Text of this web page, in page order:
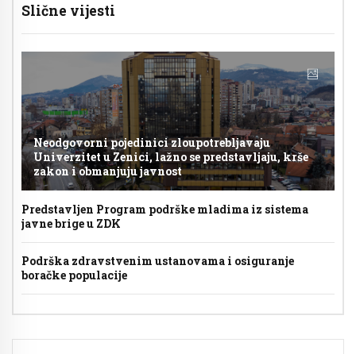
Slične vijesti
Neodgovorni pojedinici zloupotrebljavaju
Univerzitet u Zenici, lažno se predstavljaju, krše
zakon i obmanjuju javnost
Predstavljen Program podrške mladima iz sistema
javne brige u ZDK
Podrška zdravstvenim ustanovama i osiguranje
boračke populacije